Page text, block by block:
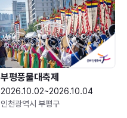
부평풍물대축제
2026.10.02~2026.10.04
인천광역시 부평구